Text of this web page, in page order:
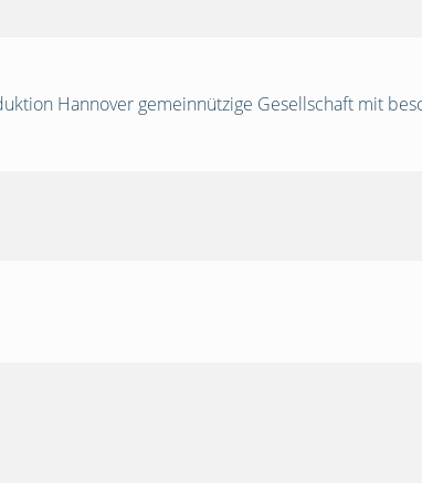
Hannover gemeinnützige Gesellschaft mit